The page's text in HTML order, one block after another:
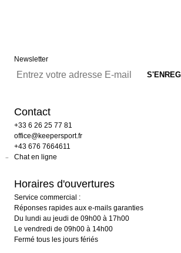
Newsletter
Contact
+33 6 26 25 77 81
office@keepersport.fr
+43 676 7664611
Chat en ligne
Horaires d'ouvertures
Service commercial :
Réponses rapides aux e-mails garanties
Du lundi au jeudi de 09h00 à 17h00
Le vendredi de 09h00 à 14h00
Fermé tous les jours fériés